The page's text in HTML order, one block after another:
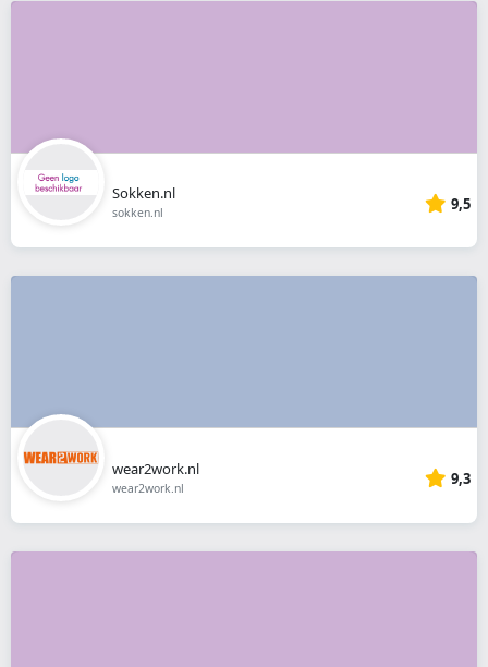
Sokken.nl
sokken.nl 9,5
wear2work.nl
wear2work.nl 9,3